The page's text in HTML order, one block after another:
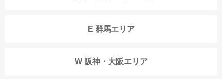
E 群馬エリア
W 阪神・大阪エリア